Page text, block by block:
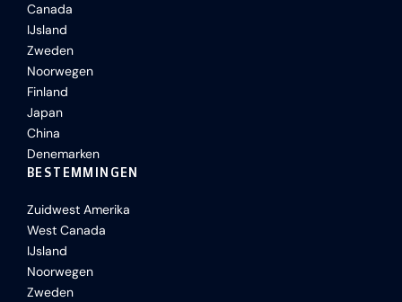
Canada
IJsland
Zweden
Noorwegen
Finland
Japan
China
Denemarken
BESTEMMINGEN
Zuidwest Amerika
West Canada
IJsland
Noorwegen
Zweden